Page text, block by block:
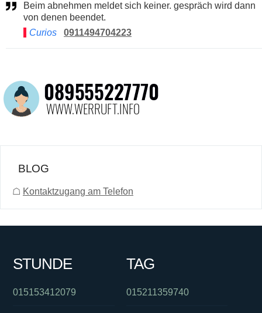
Beim abnehmen meldet sich keiner. gespräch wird dann
von denen beendet.
Curios
0911494704223
BLOG
☖ Kontaktzugang am Telefon
STUNDE
015153412079
TAG
015211359740